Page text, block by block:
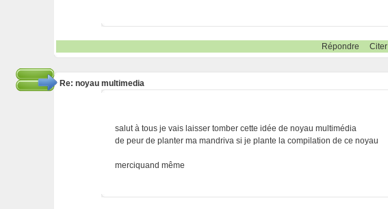
Répondre Citer
Re: noyau multimedia
salut à tous je vais laisser tomber cette idée de noyau multimédia
de peur de planter ma mandriva si je plante la compilation de ce noyau
merciquand même